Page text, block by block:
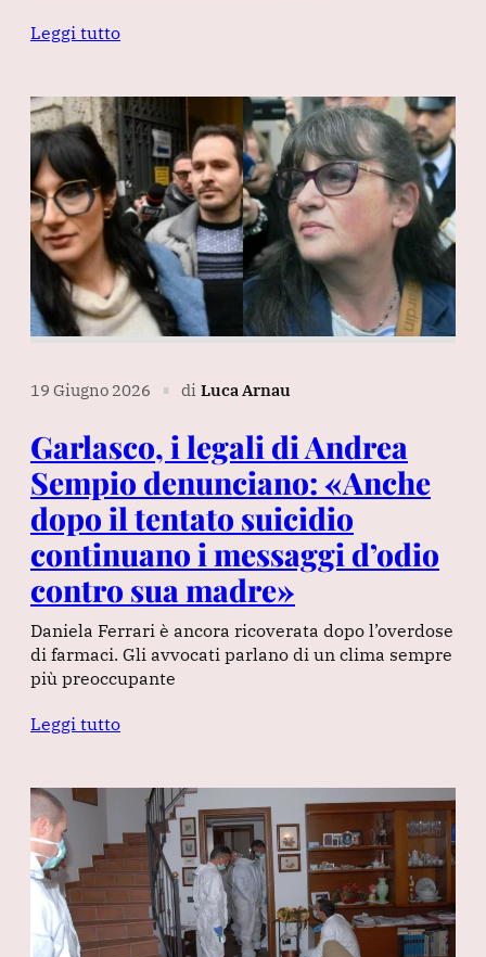
Leggi tutto
19 Giugno 2026 ∎ di Luca Arnau
Garlasco, i legali di Andrea
Sempio denunciano: «Anche
dopo il tentato suicidio
continuano i messaggi d’odio
contro sua madre»
Daniela Ferrari è ancora ricoverata dopo l’overdose
di farmaci. Gli avvocati parlano di un clima sempre
più preoccupante
Leggi tutto